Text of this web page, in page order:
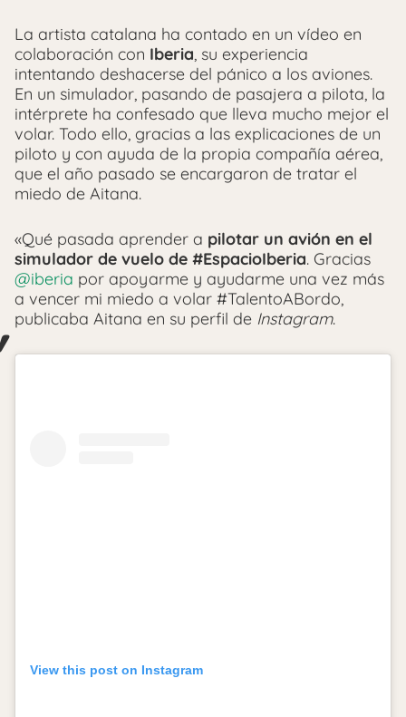
La artista catalana ha contado en un vídeo en
colaboración con Iberia, su experiencia
intentando deshacerse del pánico a los aviones.
En un simulador, pasando de pasajera a pilota, la
intérprete ha confesado que lleva mucho mejor el
volar. Todo ello, gracias a las explicaciones de un
piloto y con ayuda de la propia compañía aérea,
que el año pasado se encargaron de tratar el
miedo de Aitana.
«Qué pasada aprender a pilotar un avión en el
simulador de vuelo de #EspacioIberia. Gracias
@iberia por apoyarme y ayudarme una vez más
a vencer mi miedo a volar #TalentoABordo,
publicaba Aitana en su perfil de Instagram.
View this post on Instagram